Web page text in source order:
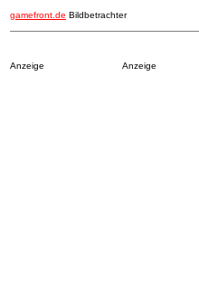
gamefront.de Bildbetrachter
Anzeige Anzeige